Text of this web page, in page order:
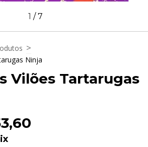
1 /7
>
Ninja
Vilões Tartarugas